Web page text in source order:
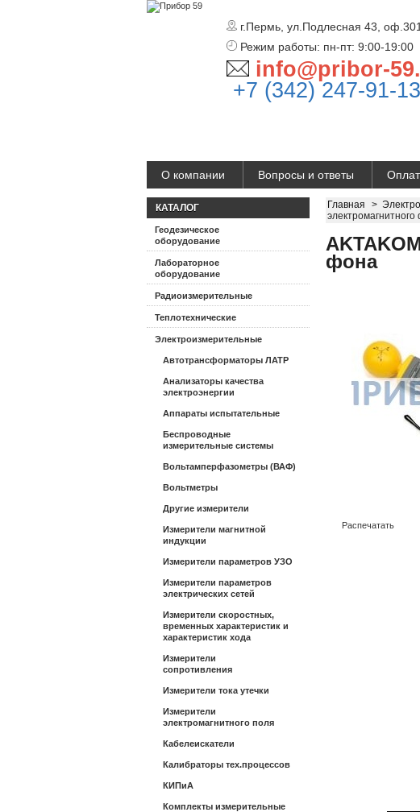
г.Пермь, ул.Подлесная 43, оф.301
Режим работы: пн-пт: 9:00-19:00
info@pribor-
+7 (342) 247-91-13
О компании Вопросы и ответы
КАТАЛОГ
Геодезическое
оборудование
Лабораторное
оборудование
Радиоизмерительные
Теплотехнические
Электроизмерительные
Автотрансформаторы ЛАТР
Анализаторы качества
электроэнергии
Аппараты испытательные
Беспроводные
измерительные системы
Вольтамперфазометры (ВАФ)
Вольтметры
Другие измерители
Измерители магнитной
индукции
Измерители параметров УЗО
Измерители параметров
электрических сетей
Измерители скоростных,
временных характеристик и
характеристик хода
Измерители
сопротивления
Измерители тока утечки
Измерители
электромагнитного поля
Кабелеискатели
Калибраторы тех.процессов
КИПиА
Комплекты измерительные
Главная >
фона
Распечатать